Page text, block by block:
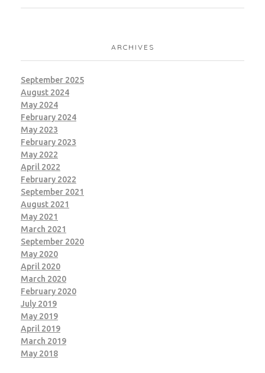
ARCHIVES
September 2025
August 2024
May 2024
February 2024
May 2023
February 2023
May 2022
April 2022
February 2022
September 2021
August 2021
May 2021
March 2021
September 2020
May 2020
April 2020
March 2020
February 2020
July 2019
May 2019
April 2019
March 2019
May 2018